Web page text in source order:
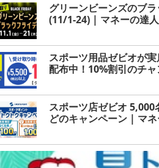
グリーンビーンズのブ
(11/1-24) | マネーの達人
スポーツ用品ゼビオが
配布中！10%割引のチ
スポーツ店ゼビオ
どのキャンペーン | マ